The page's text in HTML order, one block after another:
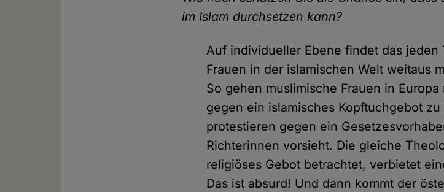
im Islam durchsetzen kann?
Auf individueller Ebene findet das jeden
Frauen in der islamischen Welt weitaus
So gehen muslimische Frauen in
gegen ein islamisches Kopftuchgebot
protestieren gegen ein
Richterinnen vorsieht. Die gleiche
religiöses Gebot betrachtet, verbietet
Das ist absurd! Und dann kommt der